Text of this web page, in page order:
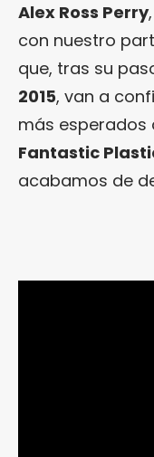
Alex Ross Perry
con nuestro
que, tras su
2015, van a
más esperados
Fantastic
acabamos de